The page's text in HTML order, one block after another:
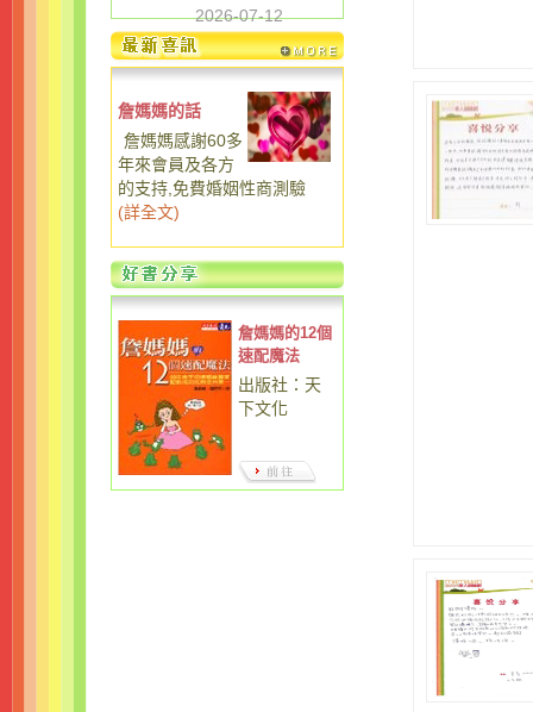
2026-07-12
詹媽媽的話
詹媽媽感謝60多
年來會員及各方
的支持,免費婚姻性商測驗
(詳全文)
詹媽媽的12個
速配魔法
出版社：天
下文化